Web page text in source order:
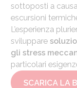
sottoposti a
escursioni
L’esperienza
sviluppare
gli stress
particolari
SCARICA LA